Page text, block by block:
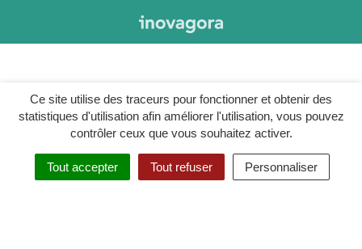
Ce site utilise des traceurs pour fonctionner et obtenir des
statistiques d'utilisation afin améliorer l'utilisation, vous pouvez
contrôler ceux que vous souhaitez activer.
Tout accepter Tout refuser Personnaliser